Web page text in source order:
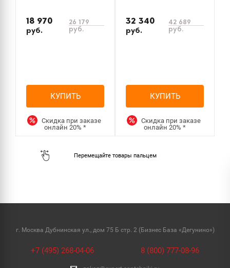
18 970
руб.
26 179
руб.
КУПИТЬ
Скидка при заказе
онлайн20%*
32 340
руб.
42 689
руб.
КУПИТЬ
Скидка при заказе
онлайн20%*
г. Москва Дубнинская ул., дом 75 Б стр. 2 (Бизнес База «Дегунино»)
+7 (495) 268-04-06 8 (800) 777-08-96